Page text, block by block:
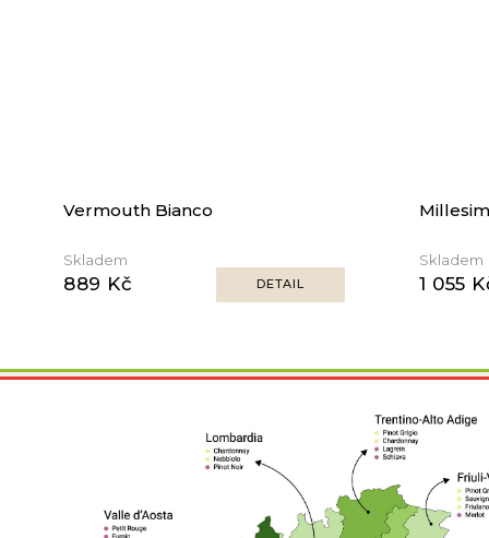
Vermouth Bianco
Skladem
889 Kč DETAIL
Skladem
1 055